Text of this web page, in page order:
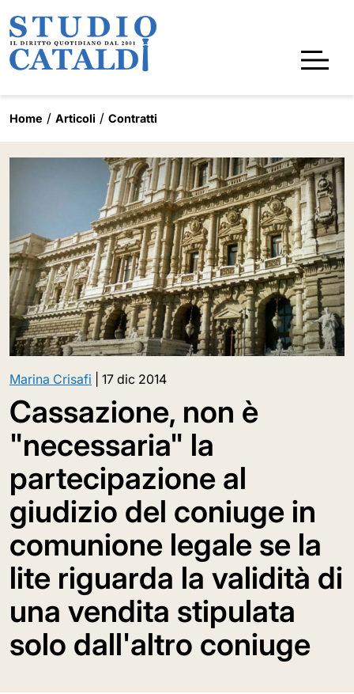
Home Articoli Contratti
Marina Crisafi 17 dic 2014
Cassazione, non è
"necessaria" la
partecipazione al
giudizio del coniuge in
comunione legale se la
lite riguarda la validità di
una vendita stipulata
solo dall'altro coniuge